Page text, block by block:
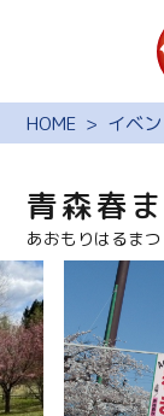
HOME イベ
青森春
あおもりはるま